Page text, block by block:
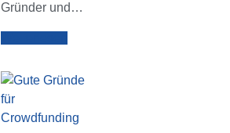
Gründer und…